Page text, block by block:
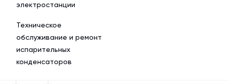
электростанции
Техническое
обслуживание и ремонт
испарительных
конденсаторов